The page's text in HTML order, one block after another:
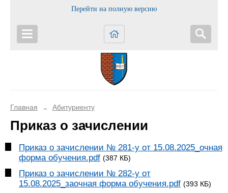
Перейти на полную версию
Главная → Абитуриенту
Приказ о зачислении
Приказ о зачислении № 281-у от 15.08.2025_очная
форма обучения.pdf (387 КБ)
Приказ о зачислении № 282-у от
15.08.2025_заочная форма обучения.pdf (393 КБ)